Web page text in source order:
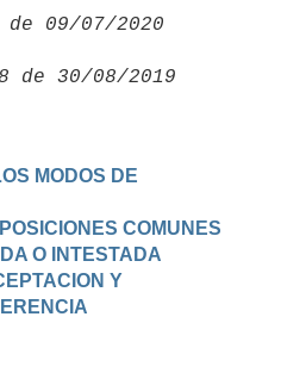
de 09/07/2020
MODOS DE
COMUNES
O INTESTADA
Y